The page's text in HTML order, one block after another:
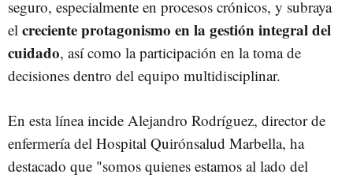
seguro, especialmente en procesos crónicos, y subraya
el creciente protagonismo en la gestión integral del
cuidado, así como la participación en la toma de
decisiones dentro del equipo multidisciplinar.
En esta línea incide Alejandro Rodríguez, director de
enfermería del Hospital Quirónsalud Marbella, ha
destacado que "somos quienes estamos al lado del